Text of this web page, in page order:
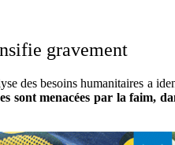
gravement
des besoins humanitaires a
sont menacées par la faim,